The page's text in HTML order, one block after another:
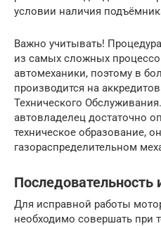
условии наличия
Важно учитывать!
из самых сложных
автомеханики, поэтому в
производится на
Технического
автовладелец достаточно
техническое образование,
газораспределительном
Для исправной работы
необходимо совершать при